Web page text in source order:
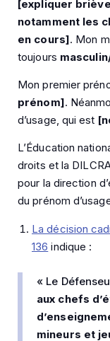
[expliquer
notamment les
en cours]. Mon
toujours
Mon premier
prénom].
d’usage, qui est
L’Éducation
droits et la
pour la direction
du prénom
La décision
136 indique :
« Le
aux chefs
mineurs et